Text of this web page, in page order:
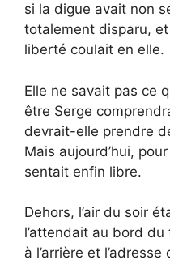
si la digue avait non
totalement disparu, et
liberté coulait en elle.
Elle ne savait pas ce
être Serge
devrait-elle prendre
Mais aujourd’hui,
sentait enfin libre.
Dehors, l’air du soir
l’attendait au bord
à l’arrière et